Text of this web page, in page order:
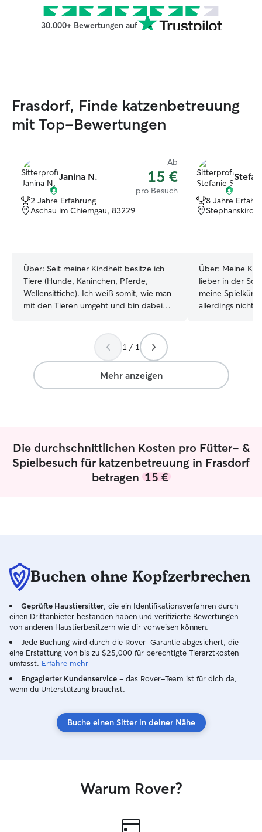
30.000+ Bewertungen auf
Frasdorf, Finde katzenbetreuung
mit Top-Bewertungen
Janina N.
Ab
15 €
pro Besuch
2 Jahre Erfahrung
Aschau im Chiemgau, 83229
Über: Seit meiner Kindheit besitze ich
Tiere (Hunde, Kaninchen, Pferde,
Wellensittiche). Ich weiß somit, wie man
mit den Tieren umgeht und bin dabei
habe aber nichts mehr in präsent, sodass
ich zeitlich sehr flexibel bin. Auch
Vormittage oder Wochenenden sind für
mich kein Problem. Kleine Tiere kann ich
auch gerne bei mir zu Hause versorgen.
8 Jahre
Über: Meine
lieber in der
meine
allerdings nicht
dazu. Auch mit Hunden bin ich schon an
verschiedenen
gekommen. Oft
relativ flexibel
die ich
kleinen
bereits bei sich haben.
Haustier eher
bin ich gerne
aufzupassen. Teilen Sie mehr gerne die
versorge ich Ihr
1 / 1
Mehr anzeigen
Die durchschnittlichen Kosten pro Fütter- &
Spielbesuch für katzenbetreuung in Frasdorf
betragen 15 €
Buchen ohne Kopfzerbrechen
Geprüfte Haustiersitter , die ein Identifikationsverfahren durch
einen Drittanbieter bestanden haben und verifizierte Bewertungen
von anderen Haustierbesitzern wie dir vorweisen können.
Jede Buchung wird durch die Rover-Garantie abgesichert, die
eine Erstattung von bis zu $25,000 für berechtigte Tierarztkosten
umfasst. Erfahre mehr
Engagierter Kundenservice – das Rover-Team ist für dich da,
wenn du Unterstützung brauchst.
Buche einen Sitter in deiner Nähe
Warum Rover?